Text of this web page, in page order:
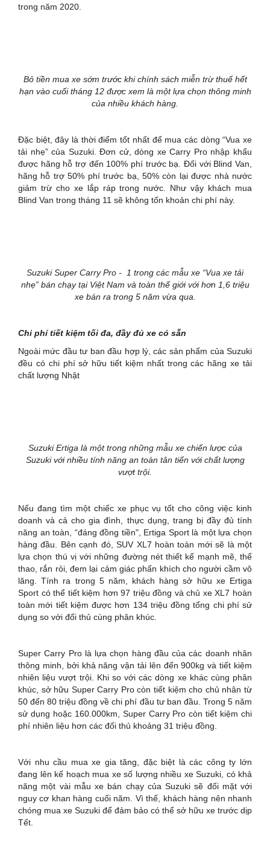
trong năm 2020.
Bỏ tiền mua xe sớm trước khi chính sách miễn trừ thuế hết
hạn vào cuối tháng 12 được xem là một lựa chọn thông minh
của nhiều khách hàng.
Đặc biệt, đây là thời điểm tốt nhất để mua các dòng “Vua xe
tải nhẹ” của Suzuki. Đơn cử, dòng xe Carry Pro nhập khẩu
được hãng hỗ trợ đến 100% phí trước bạ. Đối với Blind Van,
hãng hỗ trợ 50% phí trước bạ, 50% còn lại được nhà nước
giảm trừ cho xe lắp ráp trong nước. Như vậy khách mua
Blind Van trong tháng 11 sẽ không tốn khoản chi phí này.
Suzuki Super Carry Pro - 1 trong các mẫu xe “Vua xe tải
nhẹ” bán chạy tại Việt Nam và toàn thế giới với hơn 1,6 triệu
xe bán ra trong 5 năm vừa qua.
Chi phí tiết kiệm tối đa, đầy đủ xe có sẵn
Ngoài mức đầu tư ban đầu hợp lý, các sản phẩm của Suzuki
đều có chi phí sở hữu tiết kiệm nhất trong các hãng xe tải
chất lượng Nhật
Suzuki Ertiga là một trong những mẫu xe chiến lược của
Suzuki với nhiều tính năng an toàn tân tiến với chất lượng
vượt trội.
Nếu đang tìm một chiếc xe phục vụ tốt cho công việc kinh
doanh và cả cho gia đình, thực dụng, trang bị đầy đủ tính
năng an toàn, “đáng đồng tiền", Ertiga Sport là một lựa chọn
hàng đầu. Bên cạnh đó, SUV XL7 hoàn toàn mới sẽ là một
lựa chọn thú vị với những đường nét thiết kế mạnh mẽ, thể
thao, rắn rỏi, đem lại cảm giác phấn khích cho người cầm vô
lăng. Tính ra trong 5 năm, khách hàng sở hữu xe Ertiga
Sport có thể tiết kiệm hơn 97 triệu đồng và chủ xe XL7 hoàn
toàn mới tiết kiệm được hơn 134 triệu đồng tổng chi phí sử
dụng so với đối thủ cùng phân khúc.
Super Carry Pro là lựa chọn hàng đầu của các doanh nhân
thông minh, bởi khả năng vận tải lên đến 900kg và tiết kiệm
nhiên liệu vượt trội. Khi so với các dòng xe khác cùng phân
khúc, sở hữu Super Carry Pro còn tiết kiệm cho chủ nhân từ
50 đến 80 triệu đồng về chi phí đầu tư ban đầu. Trong 5 năm
sử dụng hoặc 160.000km, Super Carry Pro còn tiết kiệm chi
phí nhiên liệu hơn các đối thủ khoảng 31 triệu đồng.
Với nhu cầu mua xe gia tăng, đặc biệt là các công ty lớn
đang lên kế hoạch mua xe số lượng nhiều xe Suzuki, có khả
năng một vài mẫu xe bán chạy của Suzuki sẽ đối mặt với
nguy cơ khan hàng cuối năm. Vì thế, khách hàng nên nhanh
chóng mua xe Suzuki để đảm bảo có thể sở hữu xe trước dịp
Tết.